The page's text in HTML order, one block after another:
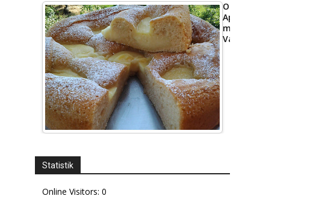
Omas
Apfelkuchen
mit
Vanillepudding
Statistik
Online Visitors: 0